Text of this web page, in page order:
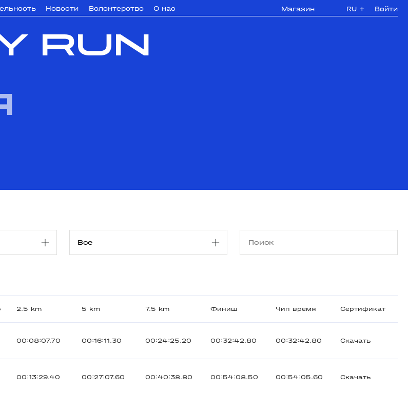
Новости Волонтерство О нас Магазин RU + Войти
RUN
2.5 km 5 km 7.5 km Финиш Чип время Сертификат
00:08:07.70 00:16:11.30 00:24:25.20 00:32:42.80 00:32:42.80 Скачать
00:13:29.40 00:27:07.60 00:40:38.80 00:54:08.50 00:54:05.60 Скачать